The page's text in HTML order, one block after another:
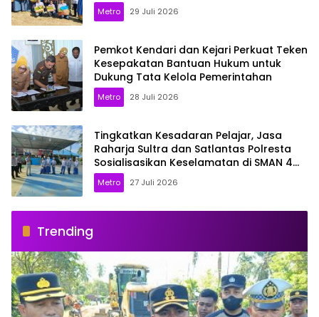
Metro 29 Juli 2026
Pemkot Kendari dan Kejari Perkuat Teken
Kesepakatan Bantuan Hukum untuk
Dukung Tata Kelola Pemerintahan
Metro 28 Juli 2026
Tingkatkan Kesadaran Pelajar, Jasa
Raharja Sultra dan Satlantas Polresta
Sosialisasikan Keselamatan di SMAN 4
Kendari
Metro 27 Juli 2026
Trending